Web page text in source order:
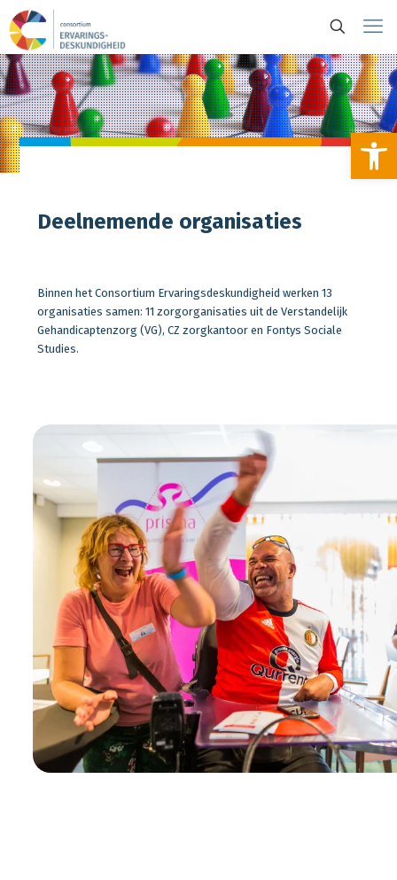
Deelnemende organisaties
Binnen het Consortium Ervaringsdeskundigheid werken 13
organisaties samen: 11 zorgorganisaties uit de Verstandelijk
Gehandicaptenzorg (VG), CZ zorgkantoor en Fontys Sociale
Studies.